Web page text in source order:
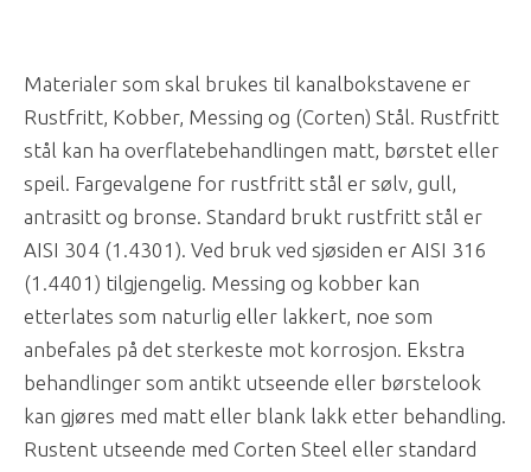
Materialer som skal brukes til kanalbokstavene er
Rustfritt, Kobber, Messing og (Corten) Stål. Rustfritt
stål kan ha overflatebehandlingen matt, børstet eller
speil. Fargevalgene for rustfritt stål er sølv, gull,
antrasitt og bronse. Standard brukt rustfritt stål er
AISI 304 (1.4301). Ved bruk ved sjøsiden er AISI 316
(1.4401) tilgjengelig. Messing og kobber kan
etterlates som naturlig eller lakkert, noe som
anbefales på det sterkeste mot korrosjon. Ekstra
behandlinger som antikt utseende eller børstelook
kan gjøres med matt eller blank lakk etter behandling.
Rustent utseende med Corten Steel eller standard